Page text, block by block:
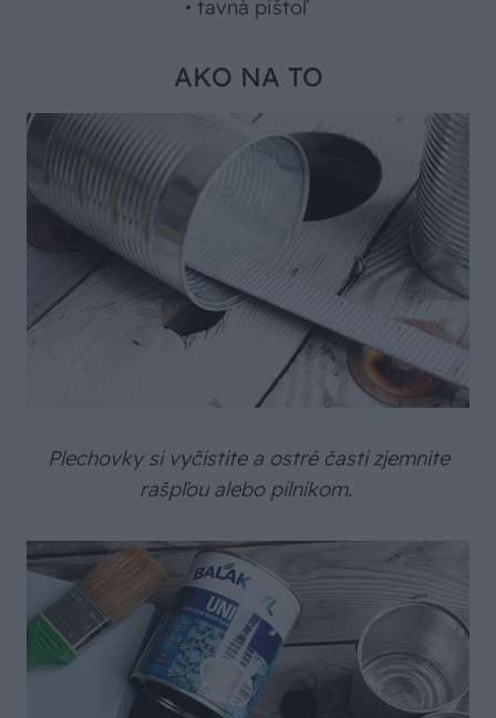
• tavná pištoľ
AKO NA TO
Plechovky si vyčistite a ostré časti zjemnite
rašpľou alebo pilníkom.